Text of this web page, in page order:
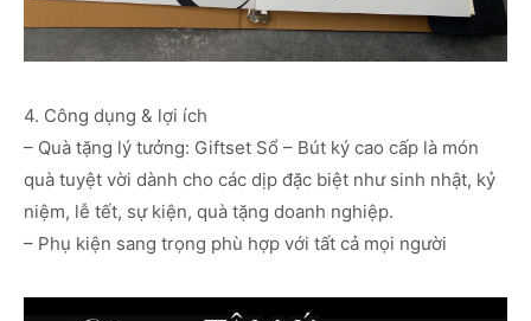
4. Công dụng & lợi ích
– Quà tặng lý tưởng: Giftset Sổ – Bút ký cao cấp là món
quà tuyệt vời dành cho các dịp đặc biệt như sinh nhật, kỷ
niệm, lễ tết, sự kiện, quà tặng doanh nghiệp.
– Phụ kiện sang trọng phù hợp với tất cả mọi người